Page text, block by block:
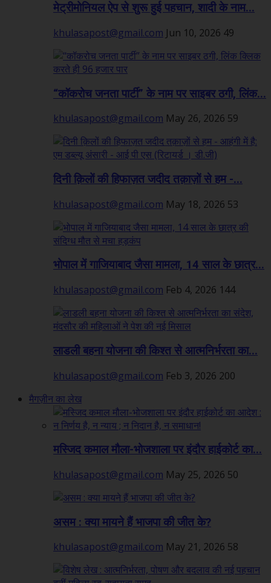
मेट्रीमोनियल ऐप से शुरू हुई पहचान, शादी के नाम...
khulasapost@gmail.com Jun 10, 2026 49
“कॉकरोच जनता पार्टी” के नाम पर साइबर ठगी, लिंक...
khulasapost@gmail.com May 26, 2026 59
दिनी क़िलों की हिफाज़त जदीद तक़ाज़ों से हम -...
khulasapost@gmail.com May 18, 2026 53
भोपाल में गाजियाबाद जैसा मामला, 14 साल के छात्र...
khulasapost@gmail.com Feb 4, 2026 144
लाडली बहना योजना की किश्त से आत्मनिर्भरता का...
khulasapost@gmail.com Feb 3, 2026 200
मैगज़ीन का लेख
मस्जिद कमाल मौला-भोजशाला पर इंदौर हाईकोर्ट का...
khulasapost@gmail.com May 25, 2026 50
असम : क्या मायने हैं भाजपा की जीत के?
khulasapost@gmail.com May 21, 2026 58